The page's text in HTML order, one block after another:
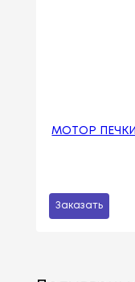
МОТОР ПЕЧКИ
Заказать